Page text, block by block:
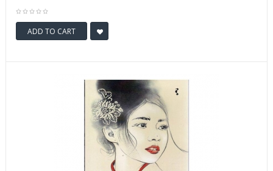
ADD TO CART